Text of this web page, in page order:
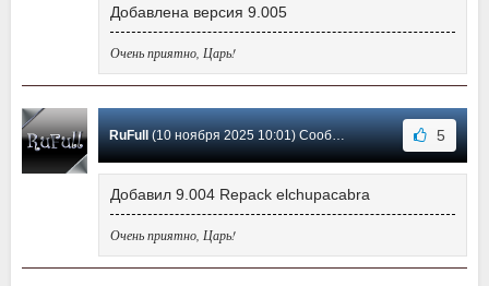
Добавлена версия 9.005
Очень приятно, Царь!
RuFull(10 ноября 2025 10:01) Сообщение #94 5
Добавил 9.004 Repack elchupacabra
Очень приятно, Царь!